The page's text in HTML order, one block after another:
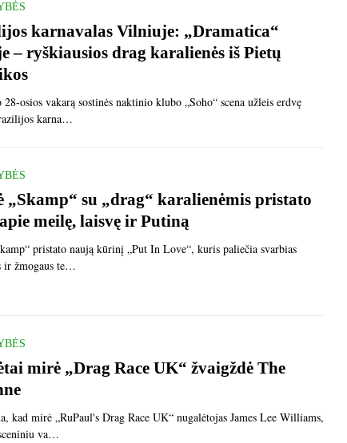
karnavalas Vilniuje: „Dramatica“
– ryškiausios drag karalienės iš Pietų
osios vakarą sostinės naktinio klubo „Soho“ scena užleis erdvę
karna…
„Skamp“ su „drag“ karalienėmis pristato
meilę, laisvę ir Putiną
pristato naują kūrinį „Put In Love“, kuris paliečia svarbias
ir žmogaus te…
mirė „Drag Race UK“ žvaigždė The
kad mirė „RuPaul's Drag Race UK“ nugalėtojas James Lee Williams,
va…